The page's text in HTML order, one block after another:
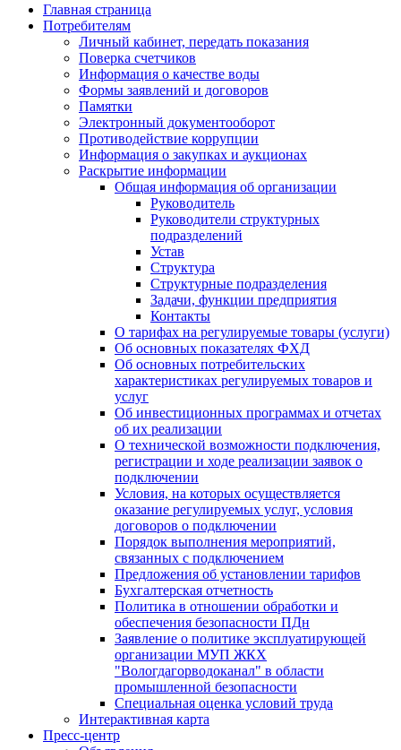
Главная страница
Потребителям
Личный кабинет, передать показания
Поверка счетчиков
Информация о качестве воды
Формы заявлений и договоров
Памятки
Электронный документооборот
Противодействие коррупции
Информация о закупках и аукционах
Раскрытие информации
Общая информация об организации
Руководитель
Руководители структурных
подразделений
Устав
Структура
Структурные подразделения
Задачи, функции предприятия
Контакты
О тарифах на регулируемые товары (услуги)
Об основных показателях ФХД
Об основных потребительских
характеристиках регулируемых товаров и
услуг
Об инвестиционных программах и отчетах
об их реализации
О технической возможности подключения,
регистрации и ходе реализации заявок о
подключении
Условия, на которых осуществляется
оказание регулируемых услуг, условия
договоров о подключении
Порядок выполнения мероприятий,
связанных с подключением
Предложения об установлении тарифов
Бухгалтерская отчетность
Политика в отношении обработки и
обеспечения безопасности ПДн
Заявление о политике эксплуатирующей
организации МУП ЖКХ
"Вологдагорводоканал" в области
промышленной безопасности
Специальная оценка условий труда
Интерактивная карта
Пресс-центр